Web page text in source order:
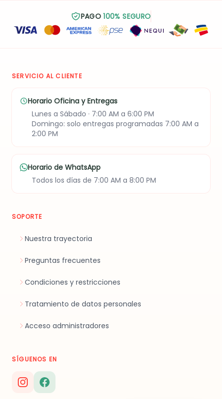
PAGO100% SEGURO
SERVICIO AL CLIENTE
Horario Oficina y Entregas
Lunes a Sábado · 7:00 AM a 6:00 PM
Domingo: solo entregas programadas 7:00 AM a
2:00 PM
Horario de WhatsApp
Todos los días de 7:00 AM a 8:00 PM
SOPORTE
Nuestra trayectoria
Preguntas frecuentes
Condiciones y restricciones
Tratamiento de datos personales
Acceso administradores
SÍGUENOS EN